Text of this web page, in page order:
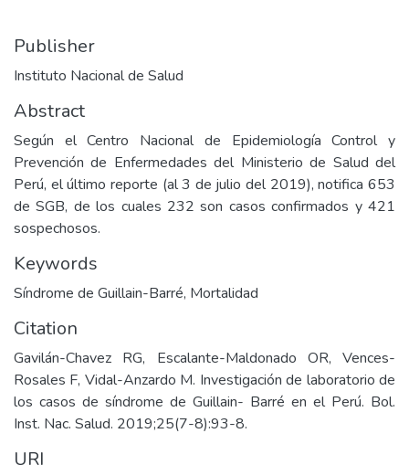
Publisher
Instituto Nacional de Salud
Abstract
Según el Centro Nacional de Epidemiología Control y
Prevención de Enfermedades del Ministerio de Salud del
Perú, el último reporte (al 3 de julio del 2019), notifica 653
de SGB, de los cuales 232 son casos confirmados y 421
sospechosos.
Keywords
Síndrome de Guillain-Barré, Mortalidad
Citation
Gavilán-Chavez RG, Escalante-Maldonado OR, Vences-
Rosales F, Vidal-Anzardo M. Investigación de laboratorio de
los casos de síndrome de Guillain- Barré en el Perú. Bol.
Inst. Nac. Salud. 2019;25(7-8):93-8.
URI